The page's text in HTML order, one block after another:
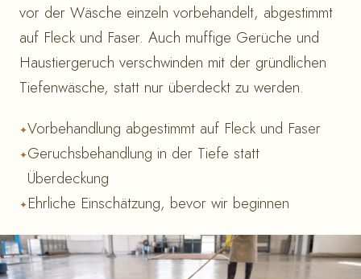
vor der Wäsche einzeln vorbehandelt, abgestimmt
auf Fleck und Faser. Auch muffige Gerüche und
Haustiergeruch verschwinden mit der gründlichen
Tiefenwäsche, statt nur überdeckt zu werden.
Vorbehandlung abgestimmt auf Fleck und Faser
Geruchsbehandlung in der Tiefe statt
Überdeckung
Ehrliche Einschätzung, bevor wir beginnen